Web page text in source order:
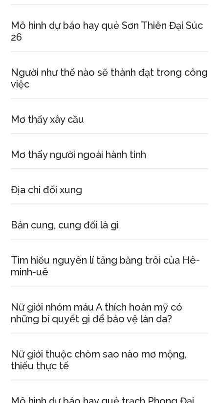
Mô hình dự báo hay quẻ Sơn Thiên Đại Súc
26
Người như thế nào sẽ thành đạt trong công
việc
Mơ thấy xây cầu
Mơ thấy người ngoài hành tinh
Địa chi đối xung
Bản cung, cung đối là gì
Tìm hiểu nguyên lí tảng băng trôi của Hê-
minh-uê
Nữ giới nhóm máu A thích hoàn mỹ có
những bí quyết gì để bảo vệ làn da?
Nữ giới thuộc chòm sao nào mơ mộng,
thiếu thực tế